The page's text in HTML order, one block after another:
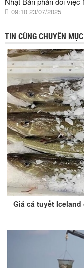
09:10 23/07/2025
TIN CÙNG CHUYÊN MỤC
Giá cá tuyết